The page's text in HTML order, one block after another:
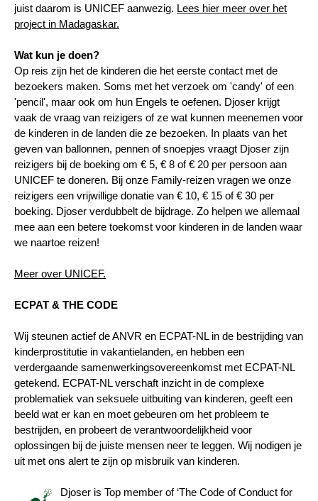
juist daarom is UNICEF aanwezig. Lees hier meer over het
project in Madagaskar.
Wat kun je doen?
Op reis zijn het de kinderen die het eerste contact met de
bezoekers maken. Soms met het verzoek om 'candy' of een
'pencil', maar ook om hun Engels te oefenen. Djoser krijgt
vaak de vraag van reizigers of ze wat kunnen meenemen voor
de kinderen in de landen die ze bezoeken. In plaats van het
geven van ballonnen, pennen of snoepjes vraagt Djoser zijn
reizigers bij de boeking om € 5, € 8 of € 20 per persoon aan
UNICEF te doneren. Bij onze Family-reizen vragen we onze
reizigers een vrijwillige donatie van € 10, € 15 of € 30 per
boeking. Djoser verdubbelt de bijdrage. Zo helpen we allemaal
mee aan een betere toekomst voor kinderen in de landen waar
we naartoe reizen!
Meer over UNICEF.
ECPAT & THE CODE
Wij steunen actief de ANVR en ECPAT-NL in de bestrijding van
kinderprostitutie in vakantielanden, en hebben een
verdergaande samenwerkingsovereenkomst met ECPAT-NL
getekend. ECPAT-NL verschaft inzicht in de complexe
problematiek van seksuele uitbuiting van kinderen, geeft een
beeld wat er kan en moet gebeuren om het probleem te
bestrijden, en probeert de verantwoordelijkheid voor
oplossingen bij de juiste mensen neer te leggen. Wij nodigen je
uit met ons alert te zijn op misbruik van kinderen.
Djoser is Top member of ‘The Code of Conduct for